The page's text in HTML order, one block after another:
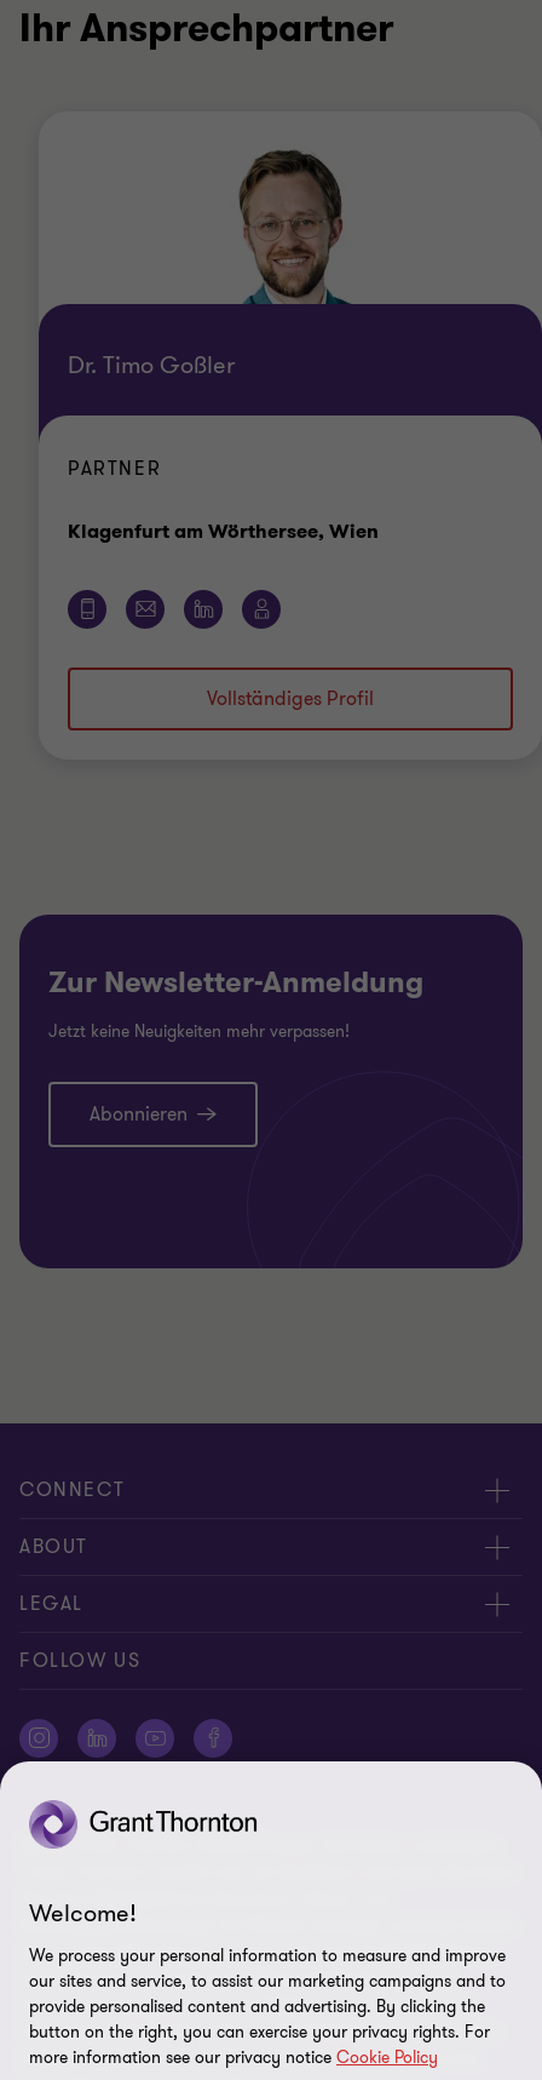
Ihr Ansprechpartner
Dr. Timo Goßler
PARTNER
Klagenfurt am Wörthersee, Wien
Vollständiges Profil
Zur Newsletter-Anmeldung
Jetzt keine Neuigkeiten mehr verpassen!
Abonnieren
CONNECT
Kontakt, Angebotsanfrage
Expert:innen
Newsletter
ABOUT
Über uns
AAB/AGB
Karriere
LEGAL
Impressum
Datenschutz
Cookie-Einstellungen
FOLLOW US
©2026 Grant Thornton Austria-Gruppe. Alle Rechte vorbehalten.
Beratungsdienstleistungen für Klienten erbringen und/oder bezieht
sich je nach Anforderung auf eine oder mehrere Mitgliedsfirmen.
Grant Thornton Austria GmbH Wirtschaftsprüfungs- und
Steuerberatungsgesellschaft ist Mitglied von Grant Thornton
International Ltd (GTIL). GTIL und die Mitgliedsfirmen sind keine
weltweite Gesellschaft. GTIL und jede Mitgliedsfirma sind eine
Welcome!
We process your personal information to measure and improve
our sites and service, to assist our marketing campaigns and to
provide personalised content and advertising. By clicking the
button on the right, you can exercise your privacy rights. For
more information see our privacy notice Cookie Policy